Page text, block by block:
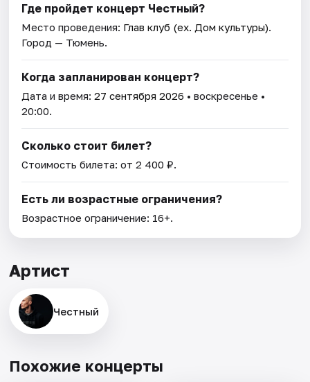
Где пройдет концерт Честный?
Место проведения: Глав клуб (ex. Дом культуры).
Город — Тюмень.
Когда запланирован концерт?
Дата и время:27 сентября 2026 • воскресенье •
20:00.
Сколько стоит билет?
Стоимость билета: от 2 400 ₽.
Есть ли возрастные ограничения?
Возрастное ограничение: 16+.
Артист
Честный
Похожие концерты